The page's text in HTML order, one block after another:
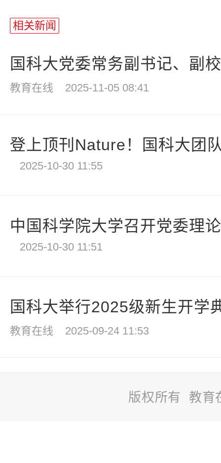
相关新闻
国科大党委常务副书记、副
教育在线 2025-11-05 08:41
登上顶刊Nature！国科大团
2025-10-30 11:55
中国科学院大学召开党委理
2025-10-30 11:51
国科大举行2025级新生开学
教育在线 2025-09-24 11:53
版权所有 教育